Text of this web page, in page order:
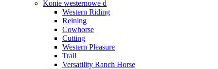
Konie westernowe d
Western Riding
Reining
Cowhorse
Cutting
Western Pleasure
Trail
Versatility Ranch Horse